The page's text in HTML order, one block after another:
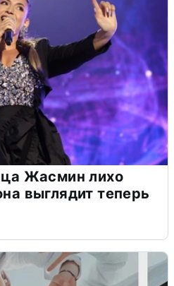
Жасмин лихо
выглядит теперь